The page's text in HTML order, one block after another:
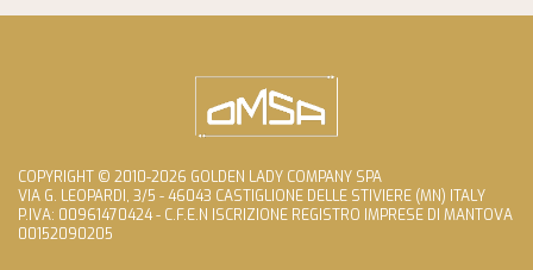
COPYRIGHT © 2010-2026 GOLDEN LADY COMPANY SPA
VIA G. LEOPARDI, 3/5 - 46043 CASTIGLIONE DELLE STIVIERE (MN) ITALY
P.IVA: 00961470424 - C.F.E.N ISCRIZIONE REGISTRO IMPRESE DI MANTOVA
00152090205